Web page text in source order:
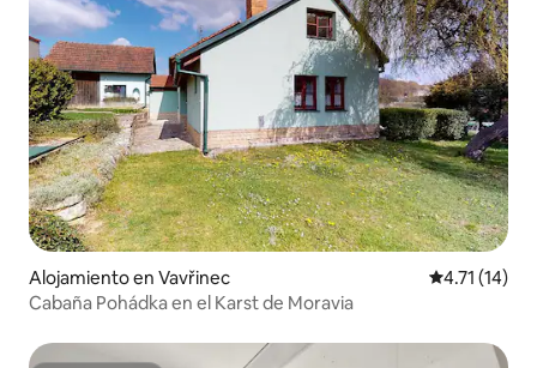
Alojamiento en Vavřinec Calificación
4.71 (14)
Cabaña Pohádka en el Karst de Moravia